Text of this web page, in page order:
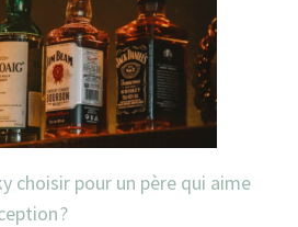
choisir pour un père qui aime
?